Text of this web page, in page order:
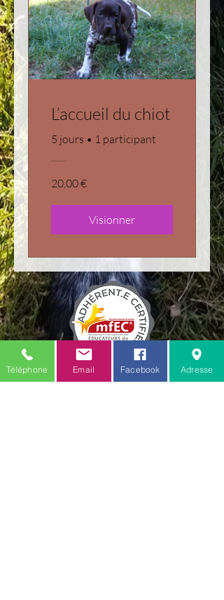
L’accueil du chiot
5 jours • 1 participant
20,00 €
Visionner
C.G.V.
Téléphone Email Facebook Adresse